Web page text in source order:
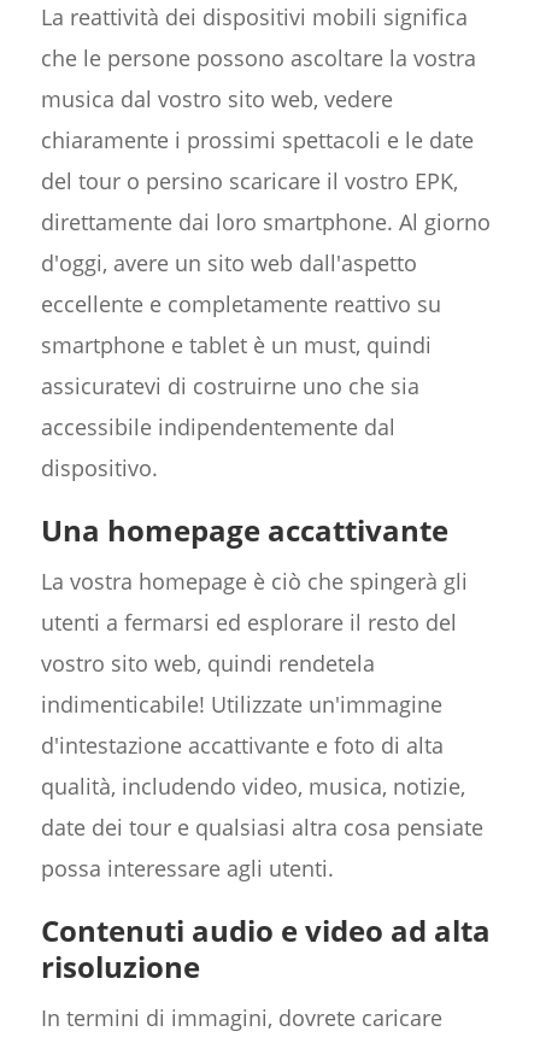
La reattività dei dispositivi mobili significa
che le persone possono ascoltare la vostra
musica dal vostro sito web, vedere
chiaramente i prossimi spettacoli e le date
del tour o persino scaricare il vostro EPK,
direttamente dai loro smartphone. Al giorno
d'oggi, avere un sito web dall'aspetto
eccellente e completamente reattivo su
smartphone e tablet è un must, quindi
assicuratevi di costruirne uno che sia
accessibile indipendentemente dal
dispositivo.
Una homepage accattivante
La vostra homepage è ciò che spingerà gli
utenti a fermarsi ed esplorare il resto del
vostro sito web, quindi rendetela
indimenticabile! Utilizzate un'immagine
d'intestazione accattivante e foto di alta
qualità, includendo video, musica, notizie,
date dei tour e qualsiasi altra cosa pensiate
possa interessare agli utenti.
Contenuti audio e video ad alta
risoluzione
In termini di immagini, dovrete caricare